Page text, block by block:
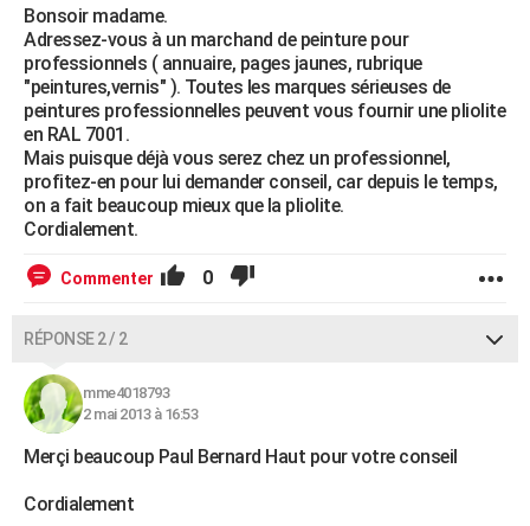
FORUM
Bricolage
Lifestyle
Culture
Sport
Auto
Television
Voyage
Cinema
Bonsoir madame.
Adressez-vous à un marchand de peinture pour
professionnels ( annuaire, pages jaunes, rubrique
"peintures,vernis" ). Toutes les marques sérieuses de
peintures professionnelles peuvent vous fournir une pliolite
en RAL 7001.
Mais puisque déjà vous serez chez un professionnel,
profitez-en pour lui demander conseil, car depuis le temps,
on a fait beaucoup mieux que la pliolite.
Cordialement.
Commenter 0
RÉPONSE 2 / 2
mme4018793
2 mai 2013 à 16:53
Merçi beaucoup Paul Bernard Haut pour votre conseil
Cordialement